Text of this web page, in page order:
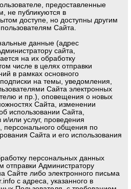
предоставленные
не публикуются в
доступе, но доступны другим
Сайта.
данные (адрес
сайта,
на их обработку
числе в целях отправки
в рамках основного
на темы, уведомления,
Сайта электронных
и пр.), оповещения о новых
Сайта, изменении
использовании Сайта,
или услуг, проведения
персонального общения по
Сайта и его использования
персональных данных
отправки Администратору
Сайте либо электронного письма
с адреса, указанного в